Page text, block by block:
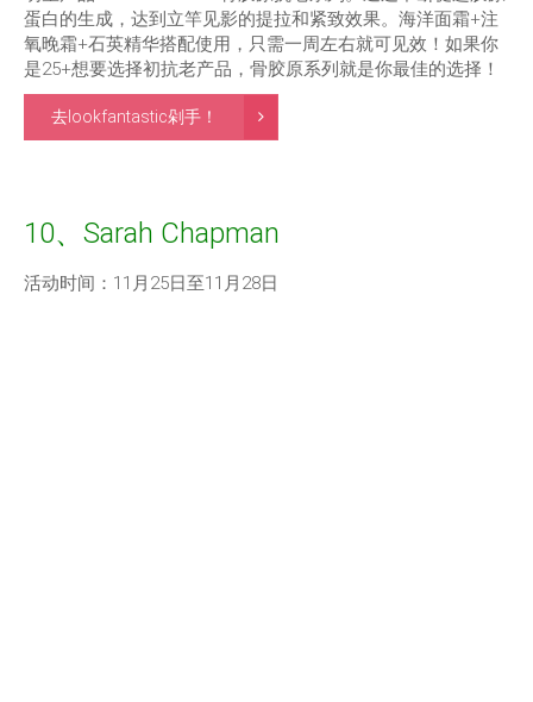
蛋白的生成，达到立竿见影的提拉和紧致效果。海洋面霜+注
氧晚霜+石英精华搭配使用，只需一周左右就可见效！如果你
是25+想要选择初抗老产品，骨胶原系列就是你最佳的选择！
去lookfantastic剁手！
10、Sarah Chapman
活动时间：11月25日至11月28日